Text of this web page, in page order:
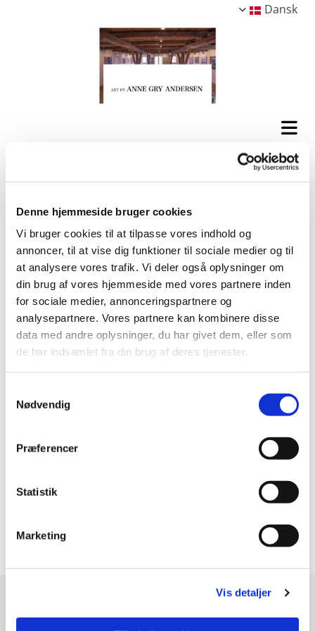
Denne hjemmeside bruger cookies
Vi bruger cookies til at tilpasse vores indhold og
annoncer, til at vise dig funktioner til sociale medier og til
at analysere vores trafik. Vi deler også oplysninger om
din brug af vores hjemmeside med vores partnere inden
for sociale medier, annonceringspartnere og
analysepartnere. Vores partnere kan kombinere disse
data med andre oplysninger, du har givet dem, eller som
de har indsamlet fra din brug af deres tjenester.
Nødvendig
Præferencer
Statistik
Marketing
Vis detaljer
Dansk
Hammervej 16 , Østby,